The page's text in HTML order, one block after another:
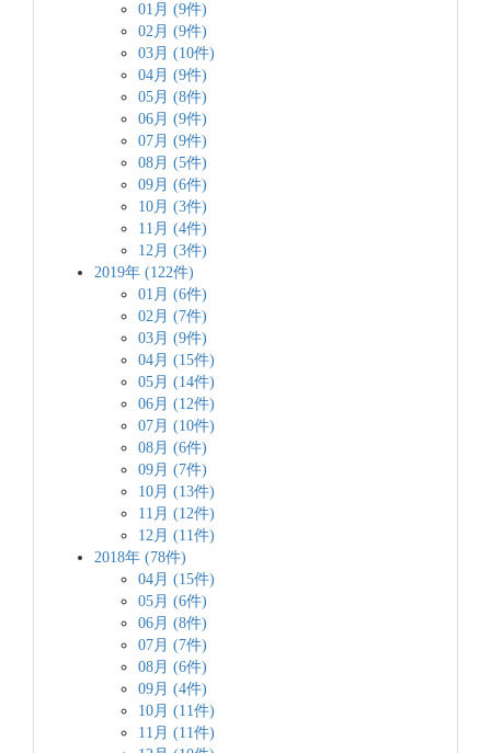
01月 (9件)
02月 (9件)
03月 (10件)
04月 (9件)
05月 (8件)
06月 (9件)
07月 (9件)
08月 (5件)
09月 (6件)
10月 (3件)
11月 (4件)
12月 (3件)
2019年 (122件)
01月 (6件)
02月 (7件)
03月 (9件)
04月 (15件)
05月 (14件)
06月 (12件)
07月 (10件)
08月 (6件)
09月 (7件)
10月 (13件)
11月 (12件)
12月 (11件)
2018年 (78件)
04月 (15件)
05月 (6件)
06月 (8件)
07月 (7件)
08月 (6件)
09月 (4件)
10月 (11件)
11月 (11件)